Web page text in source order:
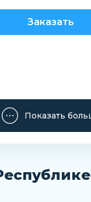
Заказать
Показать